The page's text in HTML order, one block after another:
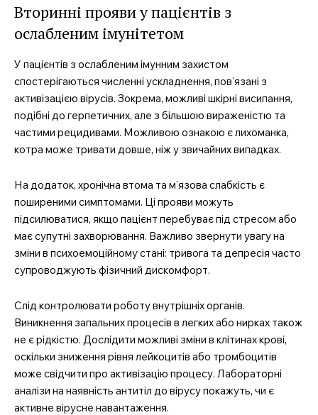
Вторинні прояви у пацієнтів з
ослабленим імунітетом
У пацієнтів з ослабленим імунним захистом
спостерігаються численні ускладнення, пов’язані з
активізацією вірусів. Зокрема, можливі шкірні висипання,
подібні до герпетичних, але з більшою вираженістю та
частими рецидивами. Можливою ознакою є лихоманка,
котра може тривати довше, ніж у звичайних випадках.
На додаток, хронічна втома та м’язова слабкість є
поширеними симптомами. Ці прояви можуть
підсилюватися, якщо пацієнт перебуває під стресом або
має супутні захворювання. Важливо звернути увагу на
зміни в психоемоційному стані: тривога та депресія часто
супроводжують фізичний дискомфорт.
Слід контролювати роботу внутрішніх органів.
Виникнення запальних процесів в легких або нирках також
не є рідкістю. Дослідити можливі зміни в клітинах крові,
оскільки зниження рівня лейкоцитів або тромбоцитів
може свідчити про активізацію процесу. Лабораторні
аналізи на наявність антитіл до вірусу покажуть, чи є
активне вірусне навантаження.